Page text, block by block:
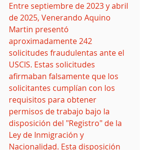
Entre septiembre de 2023 y abril
de 2025, Venerando Aquino
Martin presentó
aproximadamente 242
solicitudes fraudulentas ante el
USCIS. Estas solicitudes
afirmaban falsamente que los
solicitantes cumplían con los
requisitos para obtener
permisos de trabajo bajo la
disposición del "Registro" de la
Ley de Inmigración y
Nacionalidad. Esta disposición